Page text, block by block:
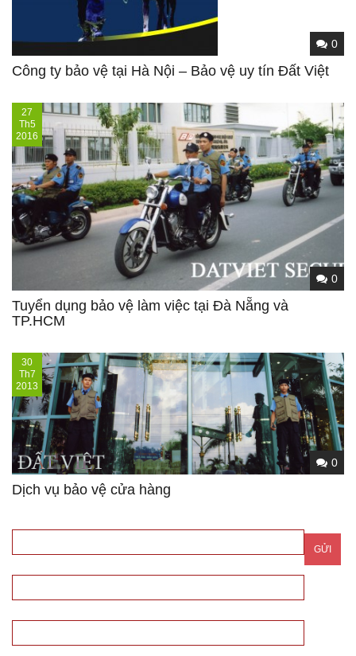
0
Công ty bảo vệ tại Hà Nội – Bảo vệ uy tín Đất Việt
27
Th5
2016
0
Tuyển dụng bảo vệ làm việc tại Đà Nẵng và
TP.HCM
30
Th7
2013
0
Dịch vụ bảo vệ cửa hàng